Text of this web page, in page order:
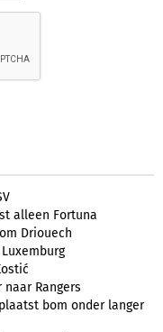
alleen Fortuna
Driouech
Rangers
bom onder langer